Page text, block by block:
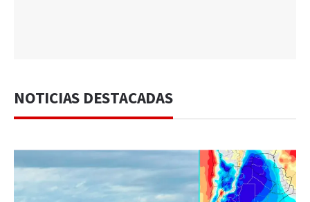
NOTICIAS DESTACADAS